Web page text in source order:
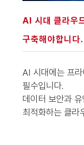
AI 시대 클라우
구축해야합니다.
AI 시대에는 프라
필수입니다.
데이터 보안과
최적화하는 클라